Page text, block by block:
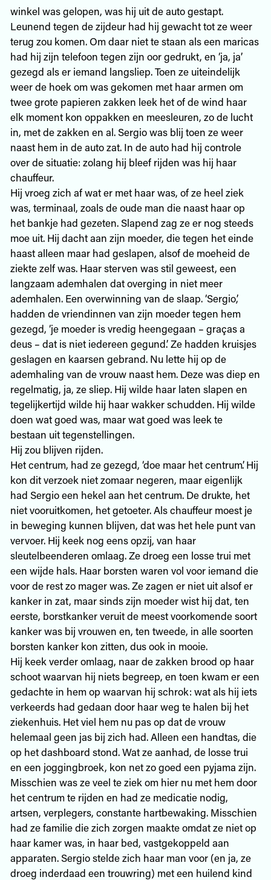
winkel was gelopen, was hij uit de auto gestapt.
Leunend tegen de zijdeur had hij gewacht tot ze weer
terug zou komen. Om daar niet te staan als een maricas
had hij zijn telefoon tegen zijn oor gedrukt, en ‘ja, ja’
gezegd als er iemand langsliep. Toen ze uiteindelijk
weer de hoek om was gekomen met haar armen om
twee grote papieren zakken leek het of de wind haar
elk moment kon oppakken en meesleuren, zo de lucht
in, met de zakken en al. Sergio was blij toen ze weer
naast hem in de auto zat. In de auto had hij controle
over de situatie: zolang hij bleef rijden was hij haar
chauffeur.
Hij vroeg zich af wat er met haar was, of ze heel ziek
was, terminaal, zoals de oude man die naast haar op
het bankje had gezeten. Slapend zag ze er nog steeds
moe uit. Hij dacht aan zijn moeder, die tegen het einde
haast alleen maar had geslapen, alsof de moeheid de
ziekte zelf was. Haar sterven was stil geweest, een
langzaam ademhalen dat overging in niet meer
ademhalen. Een overwinning van de slaap. ‘Sergio,’
hadden de vriendinnen van zijn moeder tegen hem
gezegd, ‘je moeder is vredig heengegaan – graças a
deus – dat is niet iedereen gegund.’ Ze hadden kruisjes
geslagen en kaarsen gebrand. Nu lette hij op de
ademhaling van de vrouw naast hem. Deze was diep en
regelmatig, ja, ze sliep. Hij wilde haar laten slapen en
tegelijkertijd wilde hij haar wakker schudden. Hij wilde
doen wat goed was, maar wat goed was leek te
bestaan uit tegenstellingen.
Hij zou blijven rijden.
Het centrum, had ze gezegd, ‘doe maar het centrum’. Hij
kon dit verzoek niet zomaar negeren, maar eigenlijk
had Sergio een hekel aan het centrum. De drukte, het
niet vooruitkomen, het getoeter. Als chauffeur moest je
in beweging kunnen blijven, dat was het hele punt van
vervoer. Hij keek nog eens opzij, van haar
sleutelbeenderen omlaag. Ze droeg een losse trui met
een wijde hals. Haar borsten waren vol voor iemand die
voor de rest zo mager was. Ze zagen er niet uit alsof er
kanker in zat, maar sinds zijn moeder wist hij dat, ten
eerste, borstkanker veruit de meest voorkomende soort
kanker was bij vrouwen en, ten tweede, in alle soorten
borsten kanker kon zitten, dus ook in mooie.
Hij keek verder omlaag, naar de zakken brood op haar
schoot waarvan hij niets begreep, en toen kwam er een
gedachte in hem op waarvan hij schrok: wat als hij iets
verkeerds had gedaan door haar weg te halen bij het
ziekenhuis. Het viel hem nu pas op dat de vrouw
helemaal geen jas bij zich had. Alleen een handtas, die
op het dashboard stond. Wat ze aanhad, de losse trui
en een joggingbroek, kon net zo goed een pyjama zijn.
Misschien was ze veel te ziek om hier nu met hem door
het centrum te rijden en had ze medicatie nodig,
artsen, verplegers, constante hartbewaking. Misschien
had ze familie die zich zorgen maakte omdat ze niet op
haar kamer was, in haar bed, vastgekoppeld aan
apparaten. Sergio stelde zich haar man voor (en ja, ze
droeg inderdaad een trouwring) met een huilend kind